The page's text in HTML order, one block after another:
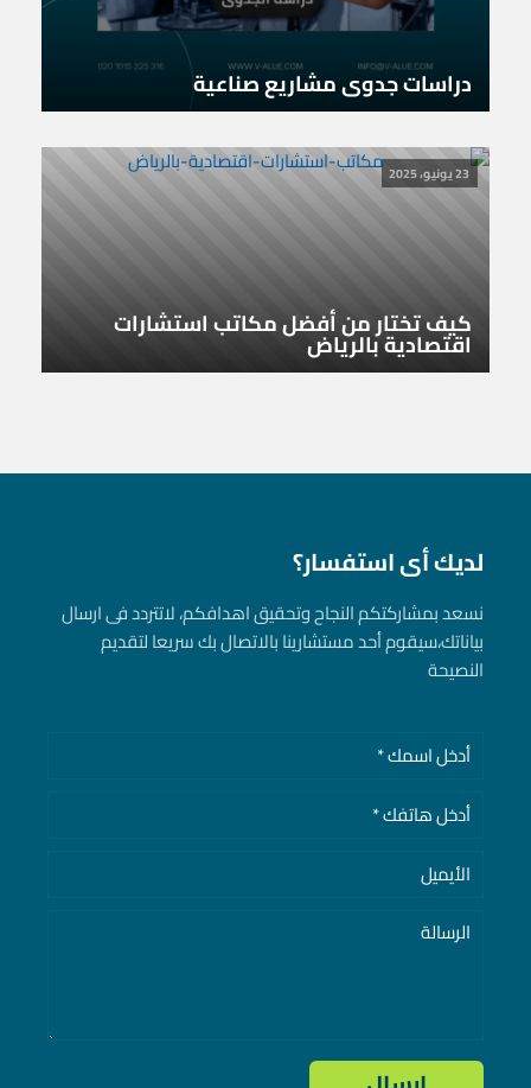
دراسات جدوى مشاريع صناعية
23 يونيو، 2025
كيف تختار من أفضل مكاتب استشارات
اقتصادية بالرياض
لديك أى استفسار؟
نسعد بمشاركتكم النجاح وتحقيق اهدافكم، لاتتردد فى ارسال
بياناتك، سيقوم أحد مستشارينا بالاتصال بك سريعا لتقديم
النصيحة